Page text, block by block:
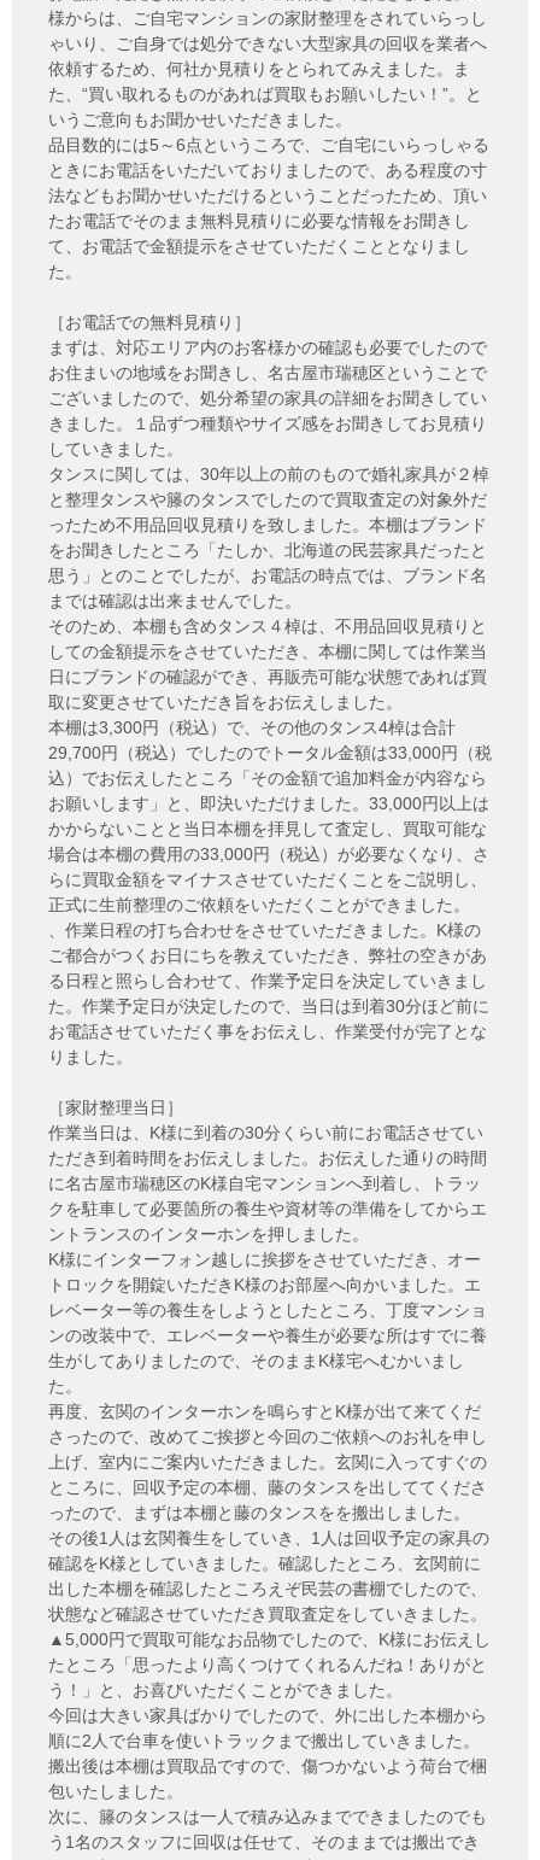
様からは、ご自宅マンションの家財整理をされていらっし
ゃいり、ご自身では処分できない大型家具の回収を業者へ
依頼するため、何社か見積りをとられてみえました。ま
た、“買い取れるものがあれば買取もお願いしたい！”。と
いうご意向もお聞かせいただきました。
品目数的には5～6点というころで、ご自宅にいらっしゃる
ときにお電話をいただいておりましたので、ある程度の寸
法などもお聞かせいただけるということだったため、頂い
たお電話でそのまま無料見積りに必要な情報をお聞きし
て、お電話で金額提示をさせていただくこととなりまし
た。
［お電話での無料見積り］
まずは、対応エリア内のお客様かの確認も必要でしたので
お住まいの地域をお聞きし、名古屋市瑞穂区ということで
ございましたので、処分希望の家具の詳細をお聞きしてい
きました。１品ずつ種類やサイズ感をお聞きしてお見積り
していきました。
タンスに関しては、30年以上の前のもので婚礼家具が２棹
と整理タンスや籐のタンスでしたので買取査定の対象外だ
ったため不用品回収見積りを致しました。本棚はブランド
をお聞きしたところ「たしか、北海道の民芸家具だったと
思う」とのことでしたが、お電話の時点では、ブランド名
までは確認は出来ませんでした。
そのため、本棚も含めタンス４棹は、不用品回収見積りと
しての金額提示をさせていただき、本棚に関しては作業当
日にブランドの確認ができ、再販売可能な状態であれば買
取に変更させていただき旨をお伝えしました。
本棚は3,300円（税込）で、その他のタンス4棹は合計
29,700円（税込）でしたのでトータル金額は33,000円（税
込）でお伝えしたところ「その金額で追加料金が内容なら
お願いします」と、即決いただけました。33,000円以上は
かからないことと当日本棚を拝見して査定し、買取可能な
場合は本棚の費用の33,000円（税込）が必要なくなり、さ
らに買取金額をマイナスさせていただくことをご説明し、
正式に生前整理のご依頼をいただくことができました。
、作業日程の打ち合わせをさせていただきました。K様の
ご都合がつくお日にちを教えていただき、弊社の空きがあ
る日程と照らし合わせて、作業予定日を決定していきまし
た。作業予定日が決定したので、当日は到着30分ほど前に
お電話させていただく事をお伝えし、作業受付が完了とな
りました。
［家財整理当日］
作業当日は、K様に到着の30分くらい前にお電話させてい
ただき到着時間をお伝えしました。お伝えした通りの時間
に名古屋市瑞穂区のK様自宅マンションへ到着し、トラッ
クを駐車して必要箇所の養生や資材等の準備をしてからエ
ントランスのインターホンを押しました。
K様にインターフォン越しに挨拶をさせていただき、オー
トロックを開錠いただきK様のお部屋へ向かいました。エ
レベーター等の養生をしようとしたところ、丁度マンショ
ンの改装中で、エレベーターや養生が必要な所はすでに養
生がしてありましたので、そのままK様宅へむかいまし
た。
再度、玄関のインターホンを鳴らすとK様が出て来てくだ
さったので、改めてご挨拶と今回のご依頼へのお礼を申し
上げ、室内にご案内いただきました。玄関に入ってすぐの
ところに、回収予定の本棚、藤のタンスを出しててくださ
ったので、まずは本棚と藤のタンスをを搬出しました。
その後1人は玄関養生をしていき、1人は回収予定の家具の
確認をK様としていきました。確認したところ、玄関前に
出した本棚を確認したところえぞ民芸の書棚でしたので、
状態など確認させていただき買取査定をしていきました。
▲5,000円で買取可能なお品物でしたので、K様にお伝えし
たところ「思ったより高くつけてくれるんだね！ありがと
う！」と、お喜びいただくことができました。
今回は大きい家具ばかりでしたので、外に出した本棚から
順に2人で台車を使いトラックまで搬出していきました。
搬出後は本棚は買取品ですので、傷つかないよう荷台で梱
包いたしました。
次に、籐のタンスは一人で積み込みまでできましたのでも
う1名のスタッフに回収は任せて、そのままでは搬出でき